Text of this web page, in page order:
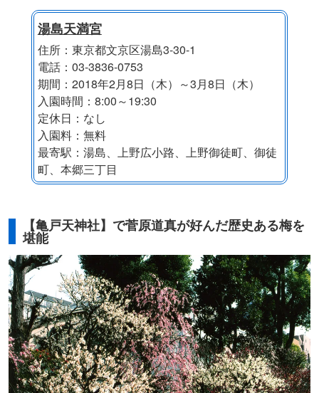
湯島天満宮
住所：東京都文京区湯島3-30-1
電話：03-3836-0753
期間：2018年2月8日（木）～3月8日（木）
入園時間：8:00～19:30
定休日：なし
入園料：無料
最寄駅：湯島、上野広小路、上野御徒町、御徒
町、本郷三丁目
【亀戸天神社】で菅原道真が好んだ歴史ある梅を
堪能